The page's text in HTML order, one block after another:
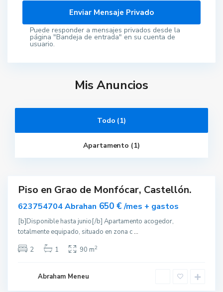
Puede responder a mensajes privados desde la
página "Bandeja de entrada" en su cuenta de
usuario.
Mis Anuncios
Todo (1)
Apartamento (1)
u
o
Piso en Grao de Monfócar, Castellón.
623754704 Abrahan 650 €/mes + gastos
[b]Disponible hasta junio[/b] Apartamento acogedor,
totalmente equipado, situado en zona c...
2
1 90 m2
Abraham Meneu